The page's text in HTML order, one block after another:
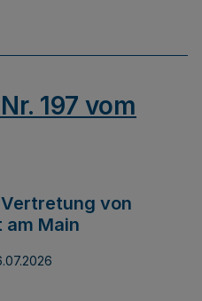
197 vom
von
am Main